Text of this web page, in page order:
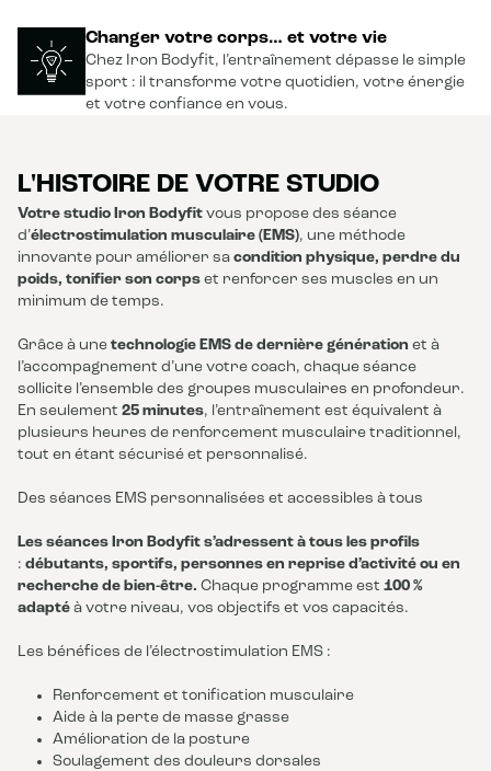
Changer votre corps… et votre vie
Chez Iron Bodyfit, l’entraînement dépasse le simple
sport : il transforme votre quotidien, votre énergie
et votre confiance en vous.
L'HISTOIRE DE VOTRE STUDIO
Votre studio Iron Bodyfit vous propose des séance
d’électrostimulation musculaire (EMS), une méthode
innovante pour améliorer sa condition physique, perdre du
poids, tonifier son corps et renforcer ses muscles en un
minimum de temps.
Grâce à une technologie EMS de dernière génération et à
l’accompagnement d’une votre coach, chaque séance
sollicite l’ensemble des groupes musculaires en profondeur.
En seulement 25 minutes, l’entraînement est équivalent à
plusieurs heures de renforcement musculaire traditionnel,
tout en étant sécurisé et personnalisé.
Des séances EMS personnalisées et accessibles à tous
Les séances Iron Bodyfit s’adressent à tous les profils
: débutants, sportifs, personnes en reprise d’activité ou en
recherche de bien-être. Chaque programme est 100 %
adapté à votre niveau, vos objectifs et vos capacités.
Les bénéfices de l’électrostimulation EMS :
Renforcement et tonification musculaire
Aide à la perte de masse grasse
Amélioration de la posture
Soulagement des douleurs dorsales